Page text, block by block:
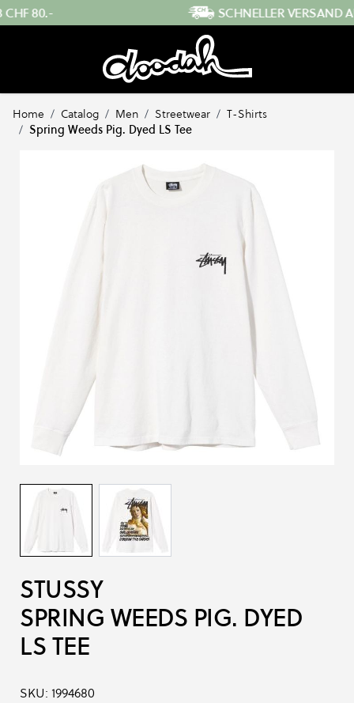
Direkt zum InhaltSCHNELLER VERSAND AUS DER SCHWEIZ
Home / Catalog / Men / Streetwear / T-Shirts
/ Spring Weeds Pig. Dyed LS Tee
STUSSY
SPRING WEEDS PIG. DYED
LS TEE
SKU: 1994680